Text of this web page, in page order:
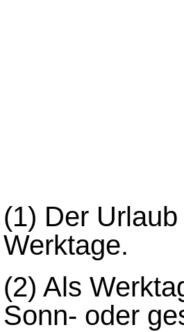
(1) Der
Werktage.
(2) Als
Sonn- oder